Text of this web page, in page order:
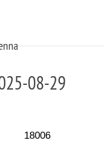
08-29
18006